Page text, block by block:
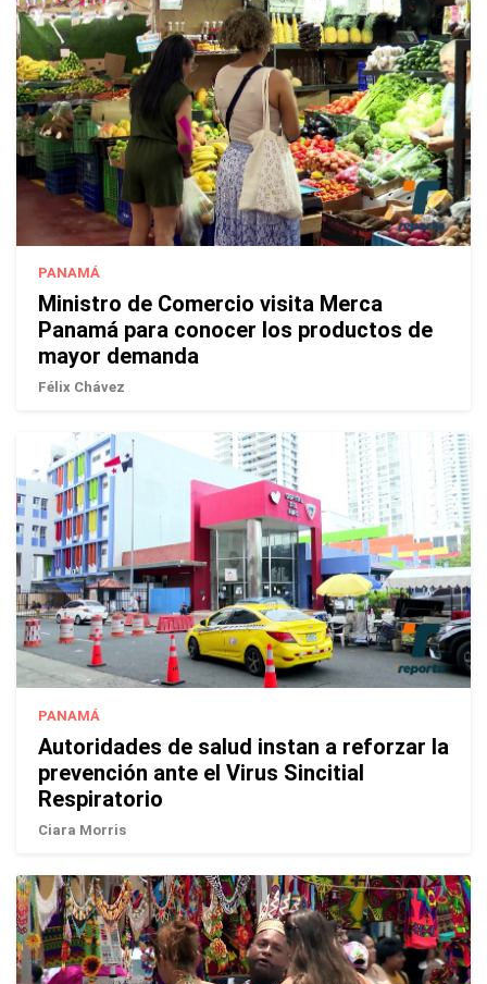
PANAMÁ
Ministro de Comercio visita Merca
Panamá para conocer los productos de
mayor demanda
Félix Chávez
PANAMÁ
Autoridades de salud instan a reforzar la
prevención ante el Virus Sincitial
Respiratorio
Ciara Morris